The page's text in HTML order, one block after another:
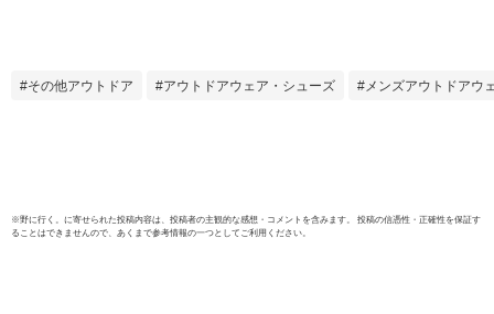
本製 国産 メイドイ
ージ
その他アウトドア アウトドアウェア・シューズ メンズアウトドアウ
※野に行く。 に寄せられた投稿内容は、投稿者の主観的な感想・コメントを含みます。 投稿の信憑性・正確性を保証す
ることはできませんので、あくまで参考情報の一つとしてご利用ください。